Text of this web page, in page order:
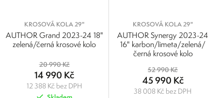
KROSOVÁ KOLA 29"
AUTHOR Grand 2023-24 18"
zelená/černá krosové kolo
20 990 Kč
14 990 Kč
12 388 Kč bez DPH
KROSOVÁ KOLA 29"
AUTHOR Synergy 2023-24
16" karbon/limeta/zelená/
černá krosové kolo
52 990 Kč
45 990 Kč
38 008 Kč bez DPH